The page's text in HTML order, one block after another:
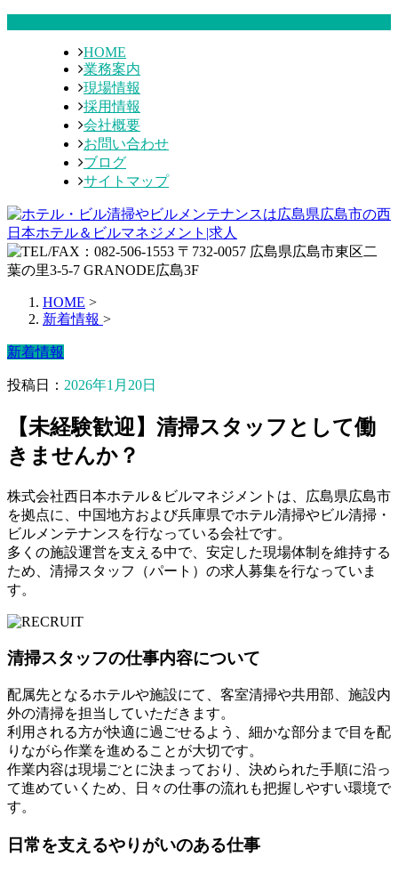
HOME
業務案内
現場情報
採用情報
会社概要
お問い合わせ
ブログ
サイトマップ
HOME >
新着情報 >
新着情報
投稿日： 2026年1月20日
【未経験歓迎】清掃スタッフとして働
きませんか？
株式会社西日本ホテル＆ビルマネジメントは、広島県広島市
を拠点に、中国地方および兵庫県でホテル清掃やビル清掃・
ビルメンテナンスを行なっている会社です。
多くの施設運営を支える中で、安定した現場体制を維持する
ため、清掃スタッフ（パート）の求人募集を行なっていま
す。
清掃スタッフの仕事内容について
配属先となるホテルや施設にて、客室清掃や共用部、施設内
外の清掃を担当していただきます。
利用される方が快適に過ごせるよう、細かな部分まで目を配
りながら作業を進めることが大切です。
作業内容は現場ごとに決まっており、決められた手順に沿っ
て進めていくため、日々の仕事の流れも把握しやすい環境で
す。
日常を支えるやりがいのある仕事